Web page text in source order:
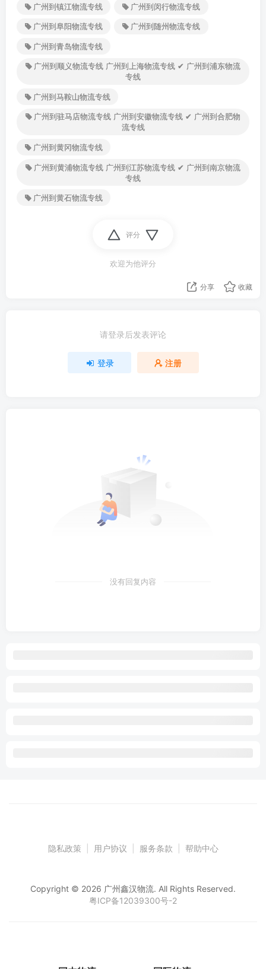
广州到镇江物流专线
广州到闵行物流专线
广州到阜阳物流专线
广州到随州物流专线
广州到青岛物流专线
广州到顺义物流专线 广州到上海物流专线 ✔ 广州到浦东物流
专线
广州到马鞍山物流专线
广州到驻马店物流专线 广州到安徽物流专线 ✔ 广州到合肥物
流专线
广州到黄冈物流专线
广州到黄浦物流专线 广州到江苏物流专线 ✔ 广州到南京物流
专线
广州到黄石物流专线
评分
欢迎为他评分
分享 收藏
请登录后发表评论
登录 注册
没有回复内容
隐私政策 用户协议 服务条款 帮助中心
Copyright © 2026 广州鑫汉物流. All Rights Reserved.
粤ICP备12039300号-2